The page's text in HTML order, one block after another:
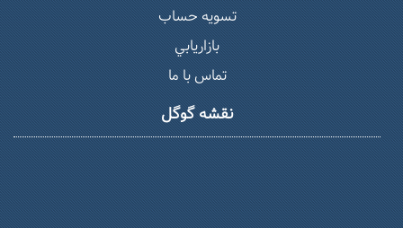
تسويه حساب
بازاريابي
تماس با ما
نقشه گوگل